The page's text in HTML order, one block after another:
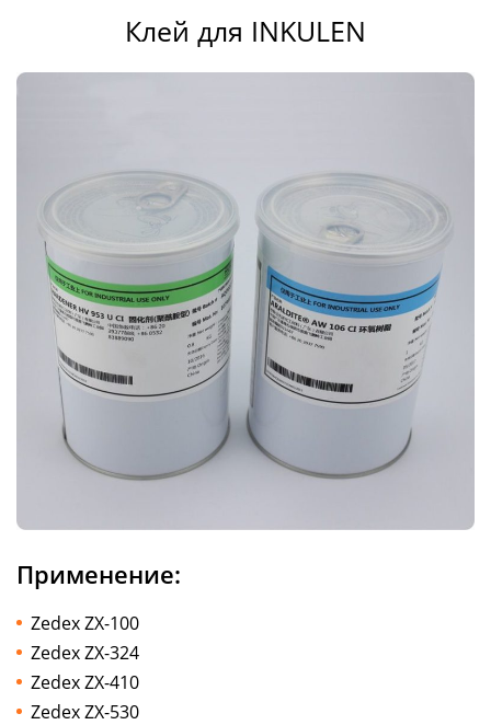
Клей для INKULEN
Применение:
Zedex ZX-100
Zedex ZX-324
Zedex ZX-410
Zedex ZX-530